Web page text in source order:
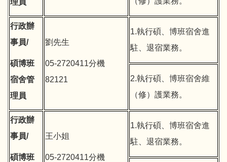
理員
行政辦
事員/
碩博班
宿舍管
理員
劉先生
05-2720411分機
82121
1.執行碩、博班宿舍進
駐、退宿業務。
2.執行碩、博班宿舍維
（修）護業務。
行政辦
事員/
碩博班
王小姐
05-2720411分機
1.執行碩、博班宿舍進
駐、退宿業務。